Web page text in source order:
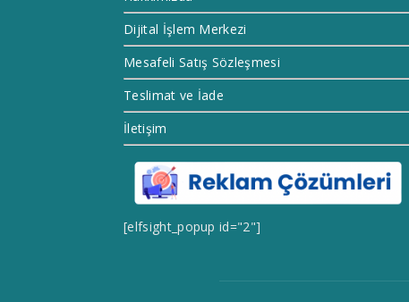
Dijital İşlem Merkezi
Mesafeli Satış Sözleşmesi
Teslimat ve İade
İletişim
[elfsight_popup id="2"]